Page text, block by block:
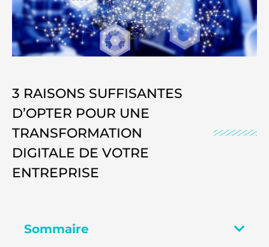
3 RAISONS SUFFISANTES
D’OPTER POUR UNE
TRANSFORMATION
DIGITALE DE VOTRE
ENTREPRISE
Sommaire